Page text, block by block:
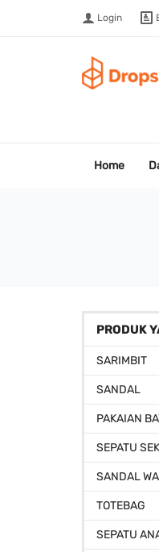
Login
Home
PRODUK
SARIMBIT
SANDAL
PAKAIAN
SEPATU
SANDAL
TOTEBAG
SEPATU